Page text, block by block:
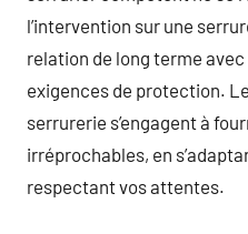
l’intervention sur une
relation de long terme
exigences de protection.
serrurerie s’engagent à
irréprochables, en
respectant vos attentes.